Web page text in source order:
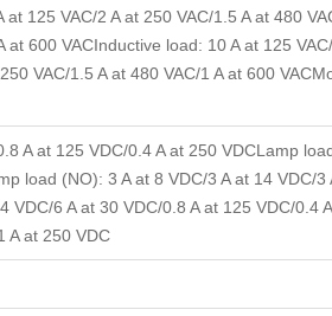
125 VAC/2 A at 250 VAC/1.5 A at 480
600 VACInductive load: 10 A at 125
VAC/1.5 A at 480 VAC/1 A at 600
A at 125 VDC/0.4 A at 250 VDCLamp
load (NO): 3 A at 8 VDC/3 A at 14 VDC/3
6 A at 30 VDC/0.8 A at 125 VDC/0.4
A at 250 VDC